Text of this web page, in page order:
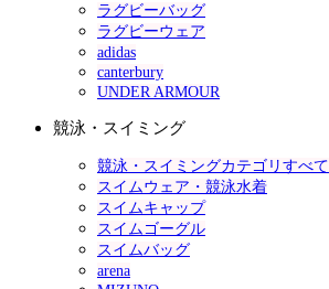
ラグビーバッグ
ラグビーウェア
adidas
canterbury
UNDER ARMOUR
競泳・スイミング
競泳・スイミングカテゴリすべて
スイムウェア・競泳水着
スイムキャップ
スイムゴーグル
スイムバッグ
arena